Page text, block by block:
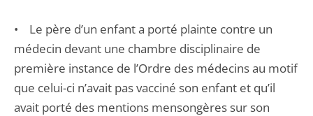
• Le père d’un enfant a porté plainte contre un
médecin devant une chambre disciplinaire de
première instance de l’Ordre des médecins au motif
que celui-ci n’avait pas vacciné son enfant et qu’il
avait porté des mentions mensongères sur son